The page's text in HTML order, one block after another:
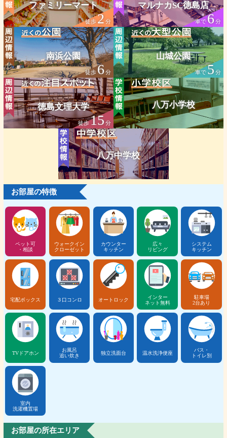
ファミリーマート
徒歩2分
マルナカSC徳島店
車で6分
南浜公園
徒歩6分
山城公園
車で5 分
徳島文理大学
徒歩15分
八万小学校
八万中学校
お部屋の特徴
ペット可
・相談
ウォークイン
クローゼット
カウンター
キッチン
広々
リビング
システム
キッチン
宅配ボックス ３口コンロ オートロック
インター
ネット無料
駐車場
2台あり
TVドアホン
お風呂
追い炊き
独立洗面台 温水洗浄便座
バス・
トイレ別
室内
洗濯機置場
お部屋の所在エリア